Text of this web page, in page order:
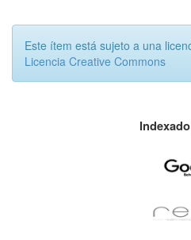
Este ítem está sujeto a una
Licencia Creative Commons